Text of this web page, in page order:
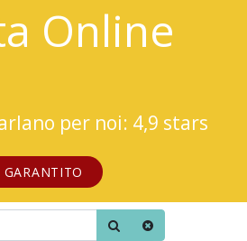
Online
per noi: 4,9 stars